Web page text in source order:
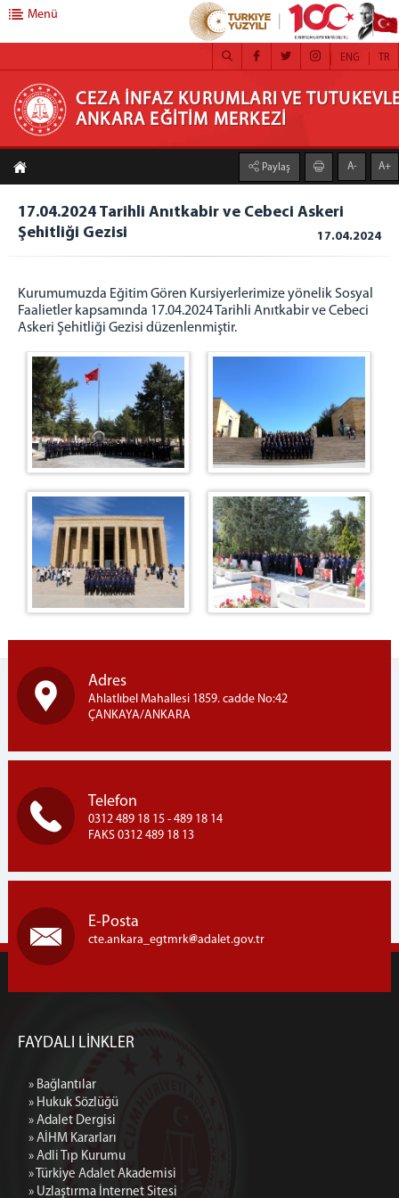
CEZA İNFAZ KURUMLARI VE TUTUKEVLERİ
PERSONELİ ANKARA EĞİTİM MERKEZİ
EĞİTİM MERKEZİ
Başkan
Başkan Yardımcısı
Hakkımızda
Birimlerimiz
PROGRAM GELİŞTİRME, ÖLÇME VE
SAĞLIK, PSİKO -SOSYAL HİZMETLER VE KRİZE
MÜDAHALE
İDARÎ VE MALÎ İŞLER
BİLGİ İŞLEM
SOSYAL İŞLER VE SPOR
Mevzuat
KURUM RESİMLERİ
KONUK ODALARI
MEDSİS
İLETİŞİM - ULAŞIM
Menü
CEZA İNFAZ KURUMLARI VE
ANKARA EĞİTİM MERKEZİ
TR
ENG
Paylaş A- A+
17.04.2024 Tarihli Anıtkabir ve Cebeci Askeri
Şehitliği Gezisi
17.04.2024
Kurumumuzda Eğitim Gören Kursiyerlerimize yönelik Sosyal
Faalietler kapsamında 17.04.2024 Tarihli Anıtkabir ve Cebeci
Askeri Şehitliği Gezisi düzenlenmiştir.
Adres
Ahlatlıbel Mahallesi 1859. cadde No:42
ÇANKAYA/ANKARA
Telefon
0312 489 18 15 - 489 18 14
FAKS 0312 489 18 13
E-Posta
cte.ankara_egtmrk adalet.gov.tr
FAYDALI LİNKLER
» Bağlantılar
» Hukuk Sözlüğü
» Adalet Dergisi
» AİHM Kararları
» Adli Tıp Kurumu
» Türkiye Adalet Akademisi
» Uzlaştırma İnternet Sitesi